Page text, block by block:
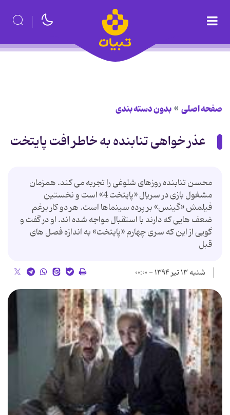
صفحه اصلی بدون دسته بندی
عذر خواهی تنابنده به خاطر افت پایتخت
محسن تنابنده روزهای شلوغی را تجربه می کند. همزمان
مشغول بازی در سریال «پایتخت 4» است و نخستین
فیلمش «گینس» بر پرده سینماها است. هر دو کار برغم
ضعف هایی که دارند با استقبال مواجه شده اند. او در گفت و
گویی از این که سری چهارم «پایتخت» به اندازه فصل های
قبل
شنبه ۱۳ تیر ۱۳۹۴ - ۰۰:۰۰